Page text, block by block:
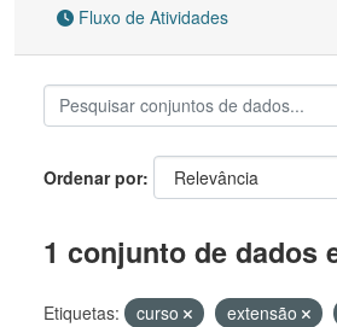
Fluxo de Atividades
Ordenar por
1 conjunto de dados
Etiquetas: curso extensão